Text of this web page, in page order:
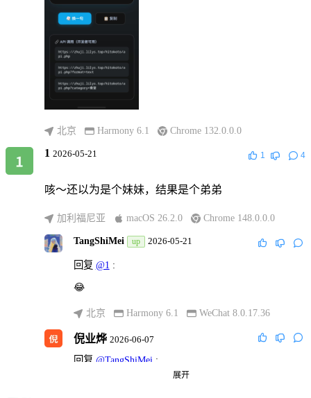
北京 Harmony 6.1 Chrome 132.0.0.0
1 2026-05-21 1 4
咳～还以为是个妹妹，结果是个弟弟
加利福尼亚 macOS 26.2.0 Chrome 148.0.0.0
TangShiMei up 2026-05-21
回复 @1 :
😂
北京 Harmony 6.1 WeChat 8.0.17.36
倪业烨 2026-06-07
回复 @TangShiMei :
展开